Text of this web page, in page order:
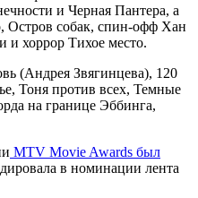
и Черная Пантера, а
Остров собак, спин-офф Хан
хоррор Тихое место.
(Андрея Звягинцева), 120
Тоня против всех, Темные
на границе Эббинга,
MTV Movie Awards был
в номинации лента